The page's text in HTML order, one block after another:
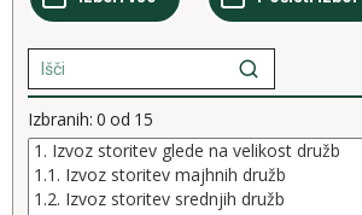
Izbranih: 0 od 15